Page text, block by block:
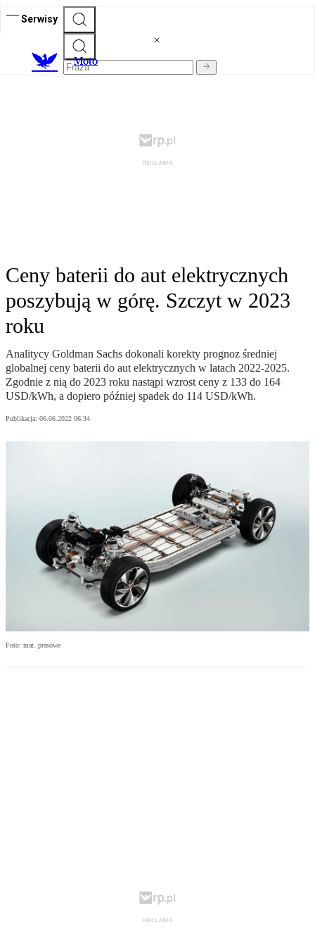
Serwisy
Moto
Ceny baterii do aut elektrycznych
poszybują w górę. Szczyt w 2023
roku
Analitycy Goldman Sachs dokonali korekty prognoz średniej
globalnej ceny baterii do aut elektrycznych w latach 2022-2025.
Zgodnie z nią do 2023 roku nastąpi wzrost ceny z 133 do 164
USD/kWh, a dopiero później spadek do 114 USD/kWh.
Publikacja: 06.06.2022 06:34
Foto: mat. prasowe